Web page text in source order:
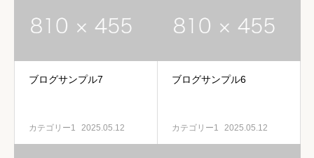
ブログサンプル7
カテゴリー1 2025.05.12
ブログサンプル6
カテゴリー1 2025.05.12